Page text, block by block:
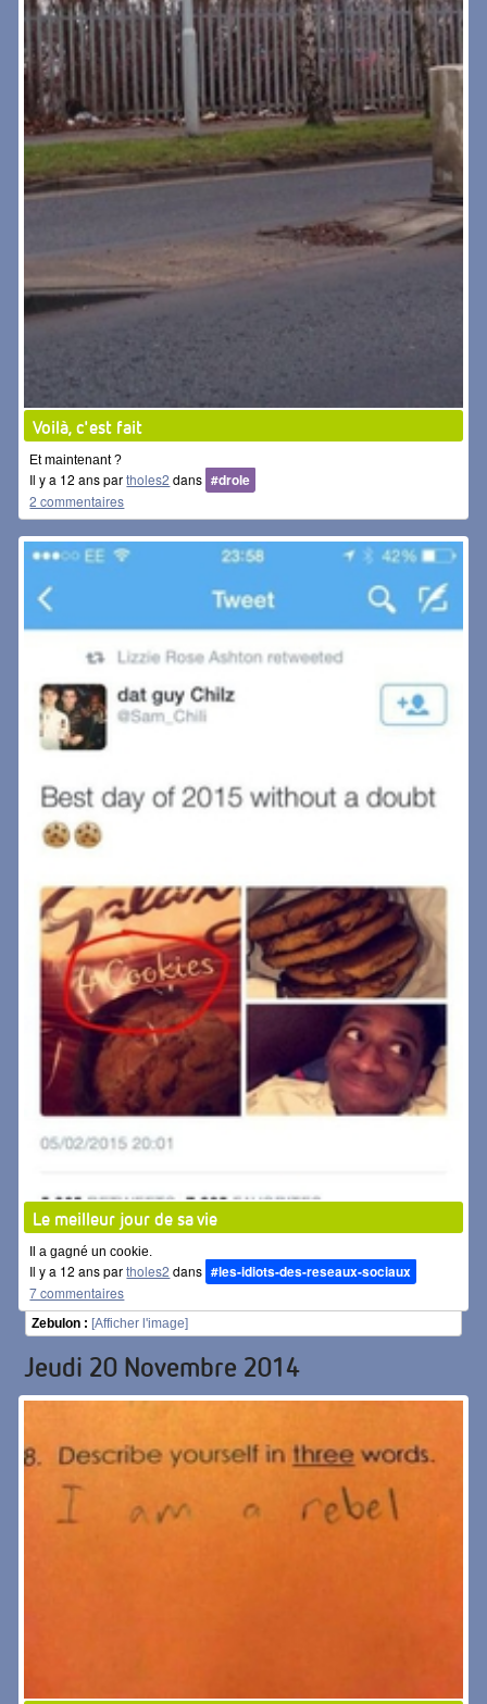
Voilà, c'est fait
Et maintenant ?
Il y a 12 ans partholes2 dans #drole
2 commentaires
Le meilleur jour de sa vie
Il a gagné un cookie.
Il y a 12 ans partholes2 dans #les-idiots-des-reseaux-sociaux
7 commentaires
Zebulon : [Afficher l'image]
Jeudi 20 Novembre 2014